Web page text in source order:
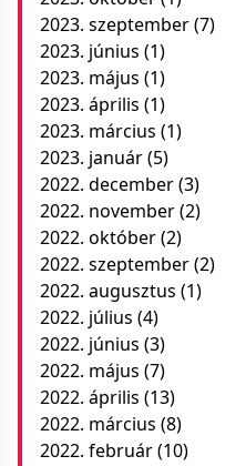
2023. szeptember(7)
2023. június (1)
2023. május (1)
2023. április (1)
2023. március (1)
2023. január(5)
2022. december(3)
2022. november(2)
2022. október(2)
2022. szeptember(2)
2022. augusztus (1)
2022. július (4)
2022. június (3)
2022. május (7)
2022. április (13)
2022. március (8)
2022. február(10)